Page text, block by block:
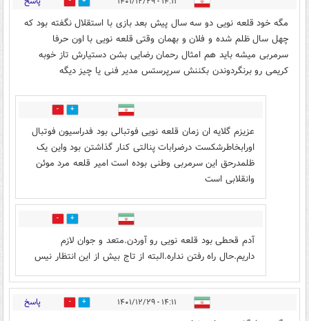
مگه خود قلعه نویی دو سه سال پیش بعد بازی با استقلال نگفته بود که
چهل سال ظلم شده و فلان و بهمان وقتی قلعه نویی با اون حرفا
سرمربی میشه باید هم امثال رحمان رضایی بشن دستیارش تاز خوبه
کریمی رو برنگردوندن بکننش سرپرستس مدیر فنی یا چیز دیگه
3
عزیزم گلایه ان زمان قلعه نویی فوتبالی بود فدراسیون فوتبال
اورابخاطرشکست درضرابات پنالتی کنار گذاشتن بود واین یک
ظلمدرحق این سرمربی وطنی بوده است امیر قلعه مرد موئن
وانقلابی است
4
آدم قحطی بود قلعه نویی رو آوردن.متعد و جوان لازم
داریم.حال راه رفتن نداره.البته از تاج بیش از این انتظار نیس
۱۴:۱۱ - ۱۴۰۱/۱۲/۲۹ 17 پاسخ